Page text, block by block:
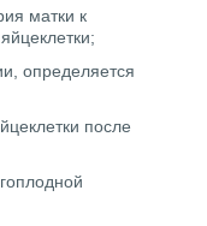
матки к
определяется
после